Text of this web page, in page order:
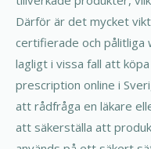
Därför är det mycket
certifierade och pålitliga
lagligt i vissa fall att
prescription online i
att rådfråga en läkare
att säkerställa att